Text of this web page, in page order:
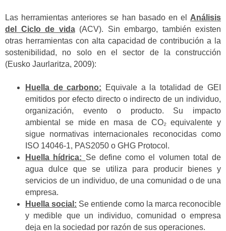
Las herramientas anteriores se han basado en el Análisis
del Ciclo de vida(ACV). Sin embargo, también existen
otras herramientas con alta capacidad de contribución a la
sostenibilidad, no solo en el sector de la construcción
(Eusko Jaurlaritza, 2009):
Huella de carbono: Equivale a la totalidad de GEI
emitidos por efecto directo o indirecto de un individuo,
organización, evento o producto. Su impacto
ambiental se mide en masa de CO₂ equivalente y
sigue normativas internacionales reconocidas como
ISO 14046-1, PAS2050 o GHG Protocol.
Huella hídrica: Se define como el volumen total de
agua dulce que se utiliza para producir bienes y
servicios de un individuo, de una comunidad o de una
empresa.
Huella social: Se entiende como la marca reconocible
y medible que un individuo, comunidad o empresa
deja en la sociedad por razón de sus operaciones.